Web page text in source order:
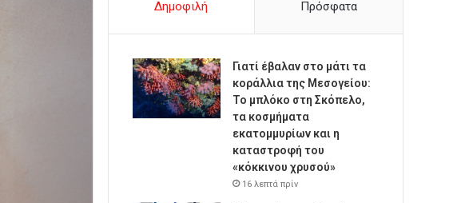
Δημοφιλή Πρόσφατα
Γιατί έβαλαν στο μάτι τα
κοράλλια της Μεσογείου:
Το μπλόκο στη Σκόπελο,
τα κοσμήματα
εκατομμυρίων και η
καταστροφή του
«κόκκινου χρυσού»
16 λεπτά πρίν